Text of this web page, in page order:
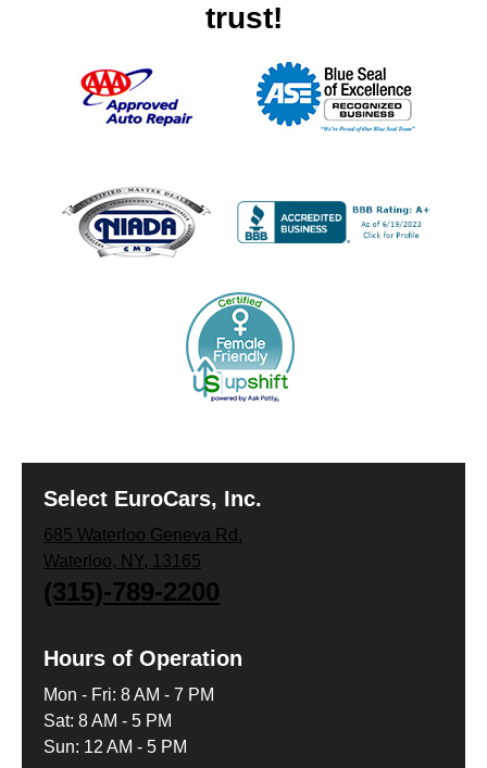
trust!
Select EuroCars, Inc.
685 Waterloo Geneva Rd.
Waterloo, NY, 13165
(315)-789-2200
Hours of Operation
Mon - Fri: 8 AM - 7 PM
Sat: 8 AM - 5 PM
Sun: 12 AM - 5 PM